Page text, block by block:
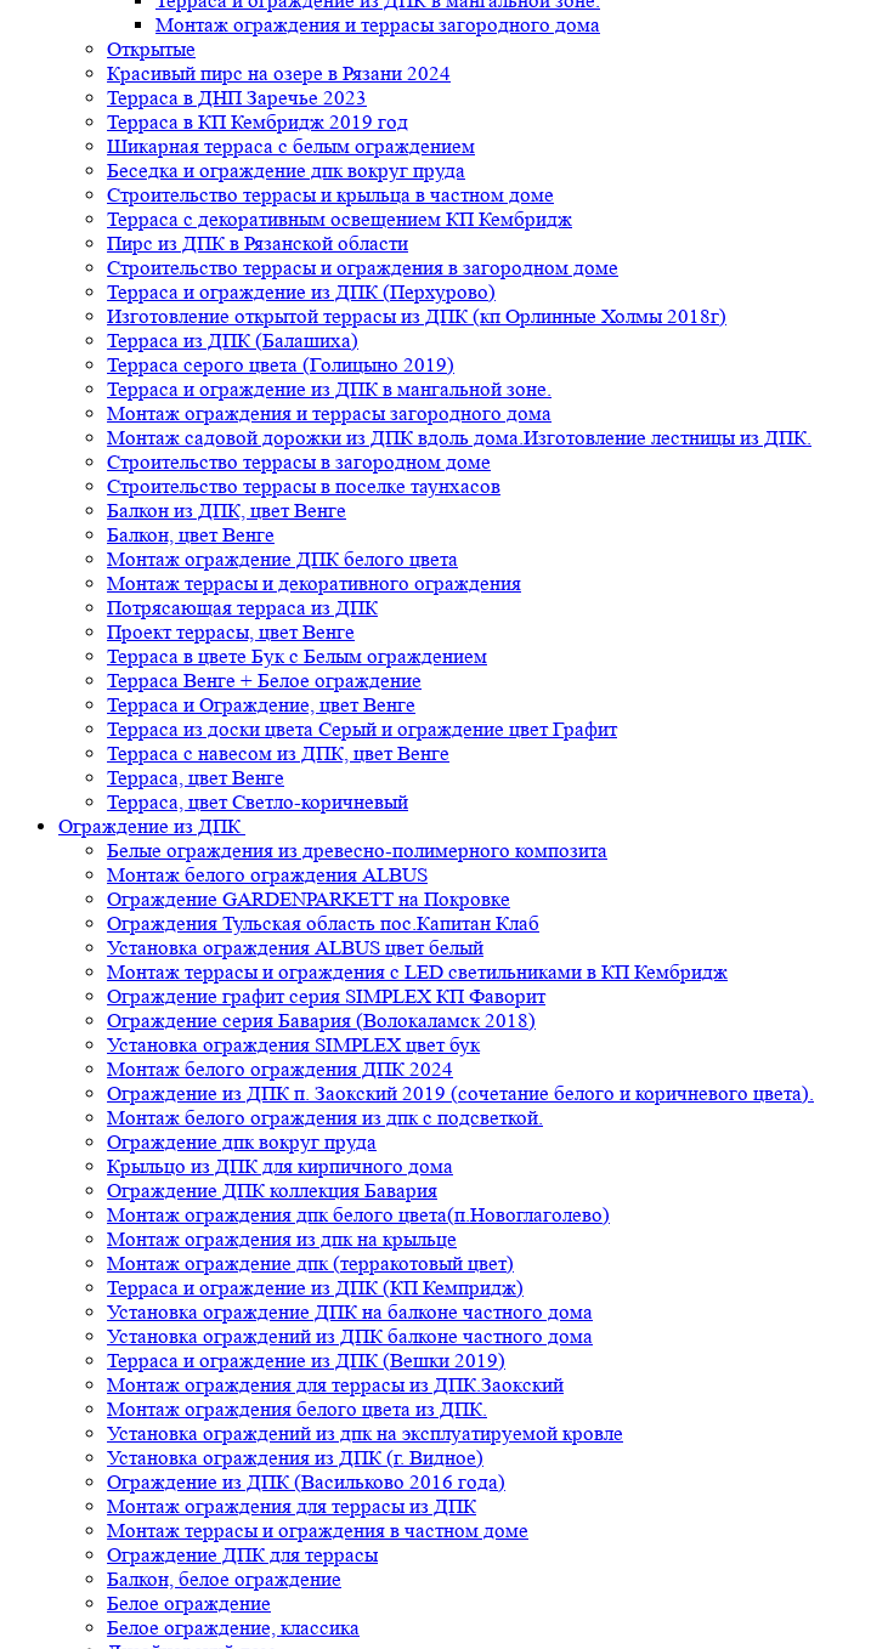
Монтаж ограждения и террасы загородного дома
Открытые
Красивый пирс на озере в Рязани 2024
Терраса в ДНП Заречье 2023
Терраса в КП Кембридж 2019 год
Шикарная терраса с белым ограждением
Беседка и ограждение дпк вокруг пруда
Строительство террасы и крыльца в частном доме
Терраса с декоративным освещением КП Кембридж
Пирс из ДПК в Рязанской области
Строительство террасы и ограждения в загородном доме
Терраса и ограждение из ДПК (Перхурово)
Изготовление открытой террасы из ДПК (кп Орлинные Холмы 2018г)
Терраса из ДПК (Балашиха)
Терраса серого цвета (Голицыно 2019)
Терраса и ограждение из ДПК в мангальной зоне.
Монтаж ограждения и террасы загородного дома
Монтаж садовой дорожки из ДПК вдоль дома.Изготовление лестницы из ДПК.
Строительство террасы в загородном доме
Строительство террасы в поселке таунхасов
Балкон из ДПК, цвет Венге
Балкон, цвет Венге
Монтаж ограждение ДПК белого цвета
Монтаж террасы и декоративного ограждения
Потрясающая терраса из ДПК
Проект террасы, цвет Венге
Терраса в цвете Бук с Белым ограждением
Терраса Венге + Белое ограждение
Терраса и Ограждение, цвет Венге
Терраса из доски цвета Серый и ограждение цвет Графит
Терраса с навесом из ДПК, цвет Венге
Терраса, цвет Венге
Терраса, цвет Светло-коричневый
Ограждение из ДПК
Белые ограждения из древесно-полимерного композита
Монтаж белого ограждения ALBUS
Ограждение GARDENPARKETT на Покровке
Ограждения Тульская область пос.Капитан Клаб
Установка ограждения ALBUS цвет белый
Монтаж террасы и ограждения с LED светильниками в КП Кембридж
Ограждение графит серия SIMPLEX КП Фаворит
Ограждение серия Бавария (Волокаламск 2018)
Установка ограждения SIMPLEX цвет бук
Монтаж белого ограждения ДПК 2024
Ограждение из ДПК п. Заокский 2019 (сочетание белого и коричневого цвета).
Монтаж белого ограждения из дпк с подсветкой.
Ограждение дпк вокруг пруда
Крыльцо из ДПК для кирпичного дома
Ограждение ДПК коллекция Бавария
Монтаж ограждения дпк белого цвета(п.Новоглаголево)
Монтаж ограждения из дпк на крыльце
Монтаж ограждение дпк (терракотовый цвет)
Терраса и ограждение из ДПК (КП Кемпридж)
Установка ограждение ДПК на балконе частного дома
Установка ограждений из ДПК балконе частного дома
Терраса и ограждение из ДПК (Вешки 2019)
Монтаж ограждения для террасы из ДПК.Заокский
Монтаж ограждения белого цвета из ДПК.
Установка ограждений из дпк на эксплуатируемой кровле
Установка ограждения из ДПК (г. Видное)
Ограждение из ДПК (Васильково 2016 года)
Монтаж ограждения для террасы из ДПК
Монтаж террасы и ограждения в частном доме
Ограждение ДПК для террасы
Балкон, белое ограждение
Белое ограждение
Белое ограждение, классика